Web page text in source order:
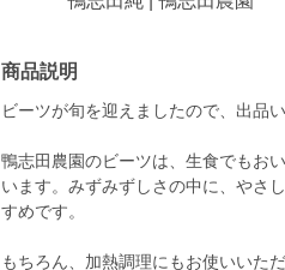
商品説明
ビーツが旬を迎えましたので、出品い
鴨志田農園のビーツは、生食でもお
います。みずみずしさの中に、やさ
すめです。
もちろん、加熱調理にもお使いいた